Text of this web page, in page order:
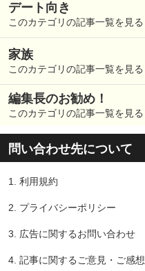
デート向き
このカテゴリの記事一覧を見る
家族
このカテゴリの記事一覧を見る
編集長のお勧め！
このカテゴリの記事一覧を見る
問い合わせ先について
1. 利用規約
2. プライバシーポリシー
3. 広告に関するお問い合わせ
4. 記事に関するご意見・ご感想